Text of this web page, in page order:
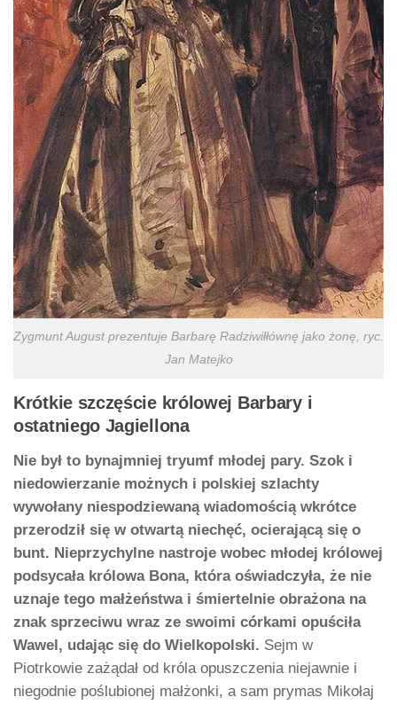
Zygmunt August prezentuje Barbarę Radziwiłłównę jako żonę, ryc.
Jan Matejko
Krótkie szczęście królowej Barbary i
ostatniego Jagiellona
Nie był to bynajmniej tryumf młodej pary. Szok i
niedowierzanie możnych i polskiej szlachty
wywołany niespodziewaną wiadomością wkrótce
przerodził się w otwartą niechęć, ocierającą się o
bunt. Nieprzychylne nastroje wobec młodej królowej
podsycała królowa Bona, która oświadczyła, że nie
uznaje tego małżeństwa i śmiertelnie obrażona na
znak sprzeciwu wraz ze swoimi córkami opuściła
Wawel, udając się do Wielkopolski. Sejm w
Piotrkowie zażądał od króla opuszczenia niejawnie i
niegodnie poślubionej małżonki, a sam prymas Mikołaj